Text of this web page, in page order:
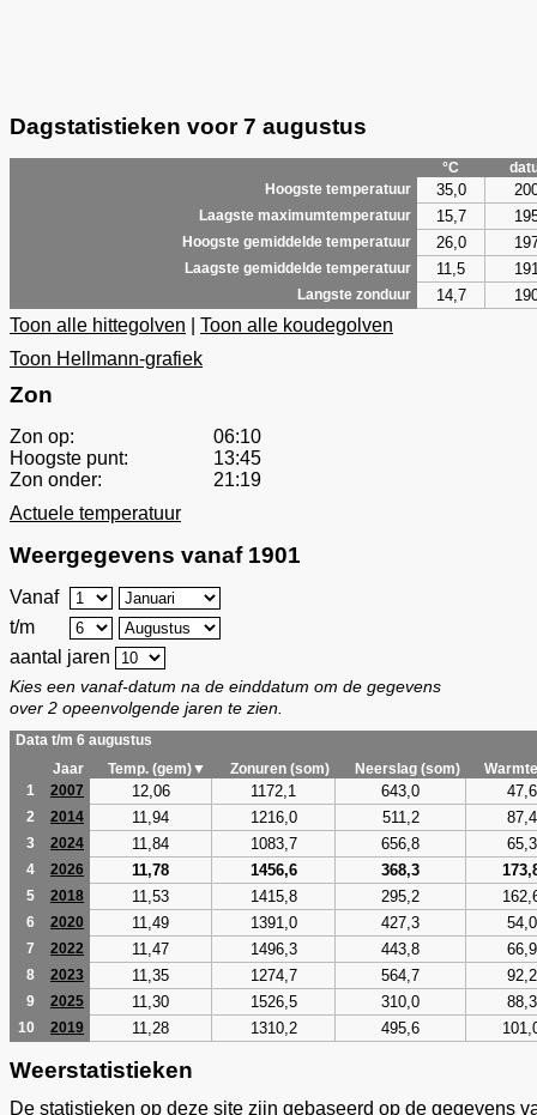
Dagstatistieken voor 7 augustus
°C
Hoogste temperatuur
35,0
Laagste maximumtemperatuur 15,7
Hoogste gemiddelde temperatuur 26,0
Laagste gemiddelde temperatuur 11,5
Langste zonduur 14,7
Toon alle hittegolven
Toon alle koudegolven
Toon Hellmann-grafiek
Zon
Zon op:
06:10
Hoogste punt:
13:45
Zon onder:
21:19
Actuele temperatuur
Weergegevens vanaf 1901
Vanaf
t/m
aantal jaren
Kies een vanaf-datum na de einddatum om de gegevens
over 2 opeenvolgende jaren te zien.
Data t/m 6 augustus
Jaar
Temp. (gem)▼ Zonuren (som) Neerslag (som)
1
2007 12,06 1172,1 643,0 47,6
2 2014 11,94 1216,0 511,2 87,4
3 2024 11,84 1083,7 656,8 65,3
4 2026 11,78 1456,6 368,3
5 2018 11,53 1415,8 295,2
6 2020 11,49 1391,0 427,3 54,0
7 2022 11,47 1496,3 443,8 66,9
8 2023 11,35 1274,7 564,7 92,2
9 2025 11,30 1526,5 310,0 88,3
10 2019 11,28 1310,2 495,6
Weerstatistieken
De statistieken op deze site zijn gebaseerd op de gegevens